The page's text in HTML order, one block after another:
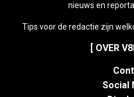
nieuws en
Tips voor de redactie zijn
[ OVER
Social